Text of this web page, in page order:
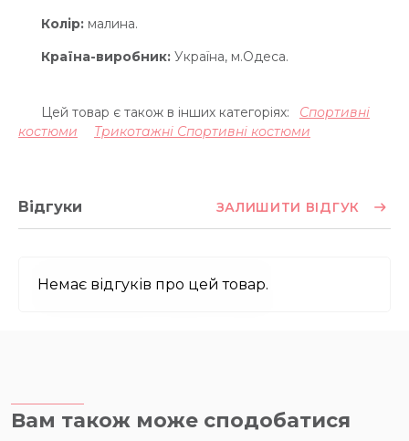
Колір: малина.
Країна-виробник: Україна, м.Одеса.
Цей товар є також в інших категоріях:
Спортивні
костюми
Трикотажні Спортивні костюми
Відгуки ЗАЛИШИТИ ВІДГУК
Немає відгуків про цей товар.
Вам також може сподобатися